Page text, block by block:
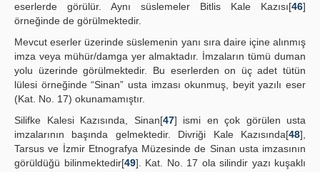
eserlerde görülür. Aynı süslemeler Bitlis Kale Kazısı[46]
örneğinde de görülmektedir.
Mevcut eserler üzerinde süslemenin yanı sıra daire içine alınmış
imza veya mühür/damga yer almaktadır. İmzaların tümü duman
yolu üzerinde görülmektedir. Bu eserlerden on üç adet tütün
lülesi örneğinde “Sinan” usta imzası okunmuş, beyit yazılı eser
(Kat. No. 17) okunamamıştır.
Silifke Kalesi Kazısında, Sinan[47] ismi en çok görülen usta
imzalarının başında gelmektedir. Divriği Kale Kazısında[48],
Tarsus ve İzmir Etnografya Müzesinde de Sinan usta imzasının
görüldüğü bilinmektedir[49]. Kat. No. 17 ola silindir yazı kuşaklı